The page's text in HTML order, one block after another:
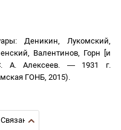
Деникин, Лукомский,
Валентинов, Горн [и
А. Алексеев. —1931 г.
ГОНБ, 2015).
Связанные записи